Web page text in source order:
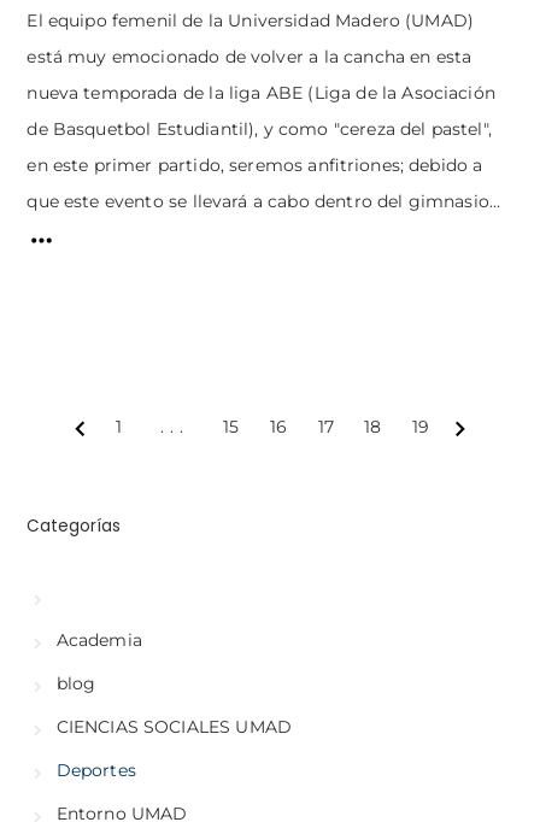
El equipo femenil de la Universidad Madero (UMAD)
está muy emocionado de volver a la cancha en esta
nueva temporada de la liga ABE (Liga de la Asociación
de Basquetbol Estudiantil), y como "cereza del pastel",
en este primer partido, seremos anfitriones; debido a
que este evento se llevará a cabo dentro del gimnasio...
Prev
1 ... 15 16 17 18 19 Next
Categorías
Academia
blog
CIENCIAS SOCIALES UMAD
Deportes
Entorno UMAD